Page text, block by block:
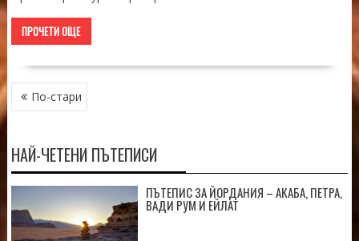
ПРОЧЕТИ ОЩЕ
НАВИГАЦИЯ
По-стари
НАЙ-ЧЕТЕНИ ПЪТЕПИСИ
ПЪТЕПИС ЗА ЙОРДАНИЯ – АКАБА, ПЕТРА,
ВАДИ РУМ И ЕЙЛАТ